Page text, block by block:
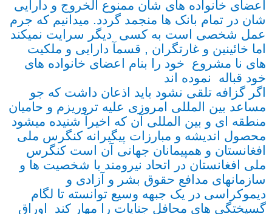
اعضای خانواده های شان ممنوع الخروج و دارایی
شان در تمام بانک ها منجمد گردد. میدانیم که جرم
عمل شخصی است به کسی دیگر سرایت نمیکند
اما خائینین و غارتگران , قسمآ دارایی و ملکیت
های نا مشروع خود را بنام اعضای خانواده های
خود قباله نموده اند
اگر گزافه تلقی نشود باید اذعان داشت که جو
مساعد بین المللی امروزی علیه تروریزم و حامیان
منطقه ای و بین المللی آن که اخیرآ شنیده میشود
محصول اندیشه و مبارزات پیگیرانه کنگرس ملی
افغانستان و همپیمانان جهانی آن است کنگرس
ملی افغانستان در اتحاد نیرومند با شخصیت ها و
سازمانهای مدافع حقوق بشر و آزادی و
دیموکراسی در یک جبهه وسیع توانسته تا لگام
گسیختگی های محافل جنایات را مهار کند اوراق